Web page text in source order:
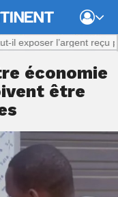
l’argent reçu par la
économie
être